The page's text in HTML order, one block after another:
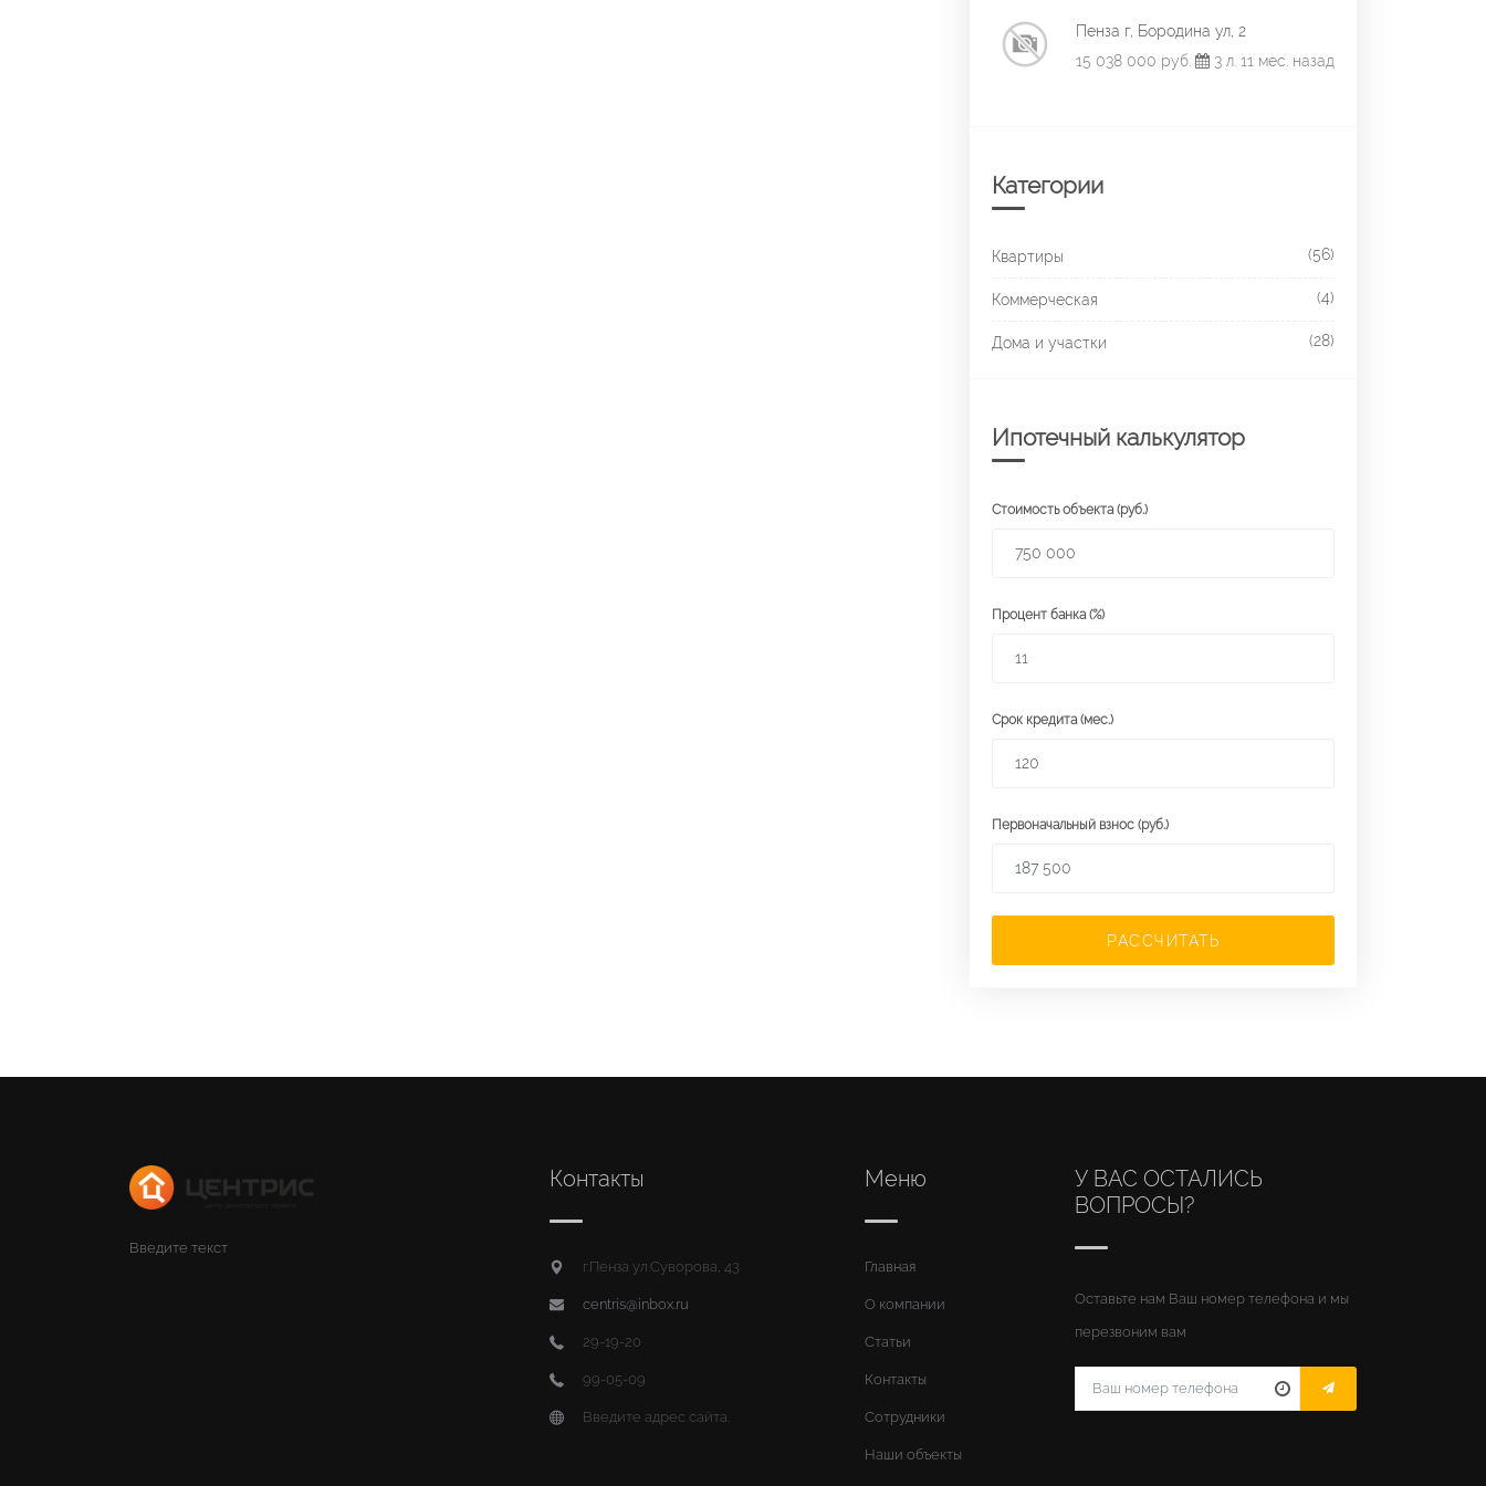
Пенза г, Бородина ул, 2
15 038 000 руб.
3 л. 11 мес. назад
Категории
Квартиры (56)
Коммерческая (4)
Дома и участки (28)
Ипотечный калькулятор
Стоимость объекта (руб.)
Процент банка (%)
Срок кредита (мес.)
Первоначальный взнос (руб.)
РАССЧИТАТЬ
Введите текст
Контакты
г.Пенза ул.Суворова, 43
centris@inbox.ru
29-19-20
99-05-09
Введите адрес сайта.
Меню
Главная
О компании
Статьи
Контакты
Сотрудники
Наши объекты
У ВАС ОСТАЛИСЬ
ВОПРОСЫ?
Оставьте нам Ваш номер телефона и мы
перезвоним вам